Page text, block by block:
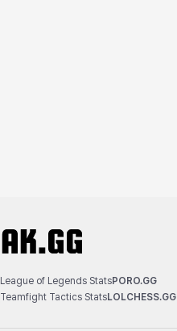
League of Legends StatsPORO.GG
Teamfight Tactics StatsLOLCHESS.GG